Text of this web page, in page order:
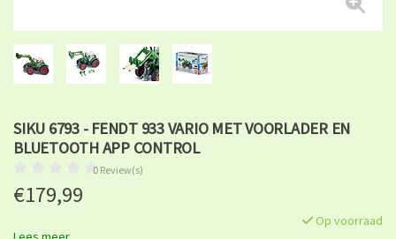
SIKU 6793 - FENDT 933 VARIO MET VOORLADER EN
BLUETOOTH APP CONTROL
0 Review(s)
€179,99
Op voorraad